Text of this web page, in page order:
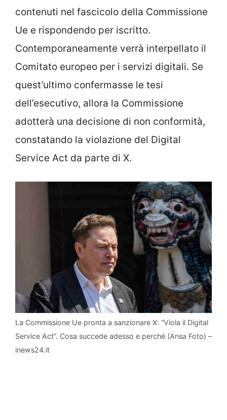
contenuti nel fascicolo della Commissione
Ue e rispondendo per iscritto.
Contemporaneamente verrà interpellato il
Comitato europeo per i servizi digitali. Se
quest’ultimo confermasse le tesi
dell’esecutivo, allora la Commissione
adotterà una decisione di non conformità,
constatando la violazione del Digital
Service Act da parte di X.
La Commissione Ue pronta a sanzionare X: “Viola il Digital
Service Act”. Cosa succede adesso e perché (Ansa Foto) –
inews24.it